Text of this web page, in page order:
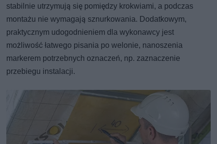
stabilnie utrzymują się pomiędzy krokwiami, a podczas
montażu nie wymagają sznurkowania. Dodatkowym,
praktycznym udogodnieniem dla wykonawcy jest
możliwość łatwego pisania po welonie, nanoszenia
markerem potrzebnych oznaczeń, np. zaznaczenie
przebiegu instalacji.